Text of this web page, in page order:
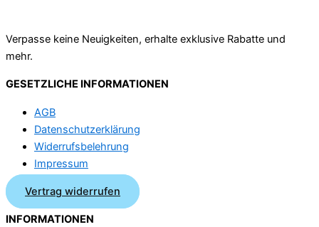
Verpasse keine Neuigkeiten, erhalte exklusive Rabatte und
mehr.
GESETZLICHE INFORMATIONEN
AGB
Datenschutzerklärung
Widerrufsbelehrung
Impressum
Vertrag widerrufen
INFORMATIONEN